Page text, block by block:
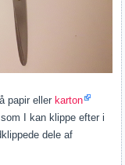
papir eller karton
I kan klippe efter i
dele af